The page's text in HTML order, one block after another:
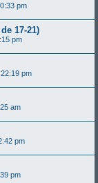
pm
17-21)
pm
pm
am
pm
pm